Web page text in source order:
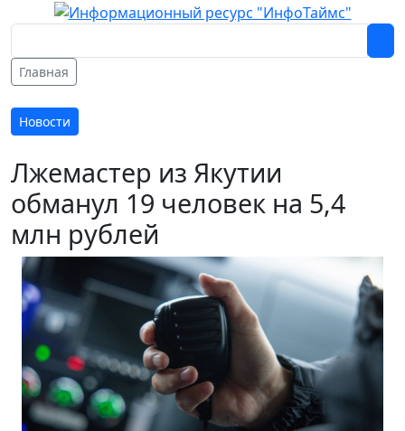
Главная
Новости
Лжемастер из Якутии
обманул 19 человек на 5,4
млн рублей